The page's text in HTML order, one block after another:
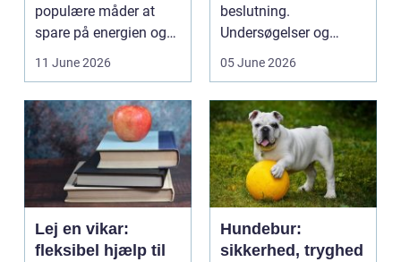
populære måder at
spare på energien og
få et bedre indeklima
11 June 2026
beslutning.
Undersøgelser og
behandlinger foregår i
05 June 2026
Lej en vikar:
fleksibel hjælp til
Hundebur:
sikkerhed, tryghed